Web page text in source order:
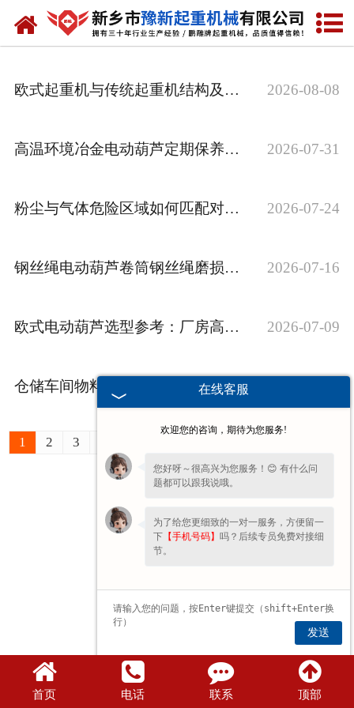
网站首页
产品中心
新闻资讯
工程案例
欧式起重机与传统起重机结构及工况对比 2026-08-08
高温环境冶金电动葫芦定期保养与操作步骤 2026-07-31
粉尘与气体危险区域如何匹配对应防爆电动葫芦 2026-07-24
钢丝绳电动葫芦卷筒钢丝绳磨损判断与更换标准 2026-07-16
欧式电动葫芦选型参考：厂房高度与起升吨位匹配方案 2026-07-09
仓储车间物料转运：桥式起重机应用优势
1 2 3
尾页 ›
首页 电话 联系 顶部
在线客服
欢迎您的咨询，期待为您服务!
您好呀～很高兴为您服务！😊 有什么问
题都可以跟我说哦。
为了给您更细致的一对一服务，方便留一
下 【手机号码】 吗？后续专员免费对接细
节。
发送